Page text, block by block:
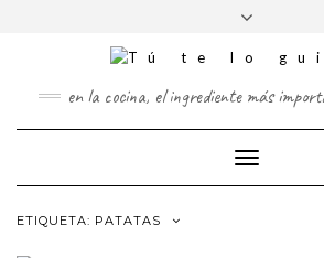
TWITTERPINTEREST
en la cocina, el ingrediente más
Cambiar
modo
ETIQUETA: PATATAS